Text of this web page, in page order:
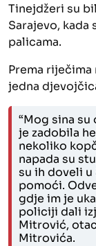
Tinejdžeri su
Sarajevo, kada
palicama.
Prema
jedna
“Mog sina
je zadobila
nekoliko
napada su
su ih doveli
pomoći.
gdje im je
policiji dali
Mitrović,
Mitrovića.